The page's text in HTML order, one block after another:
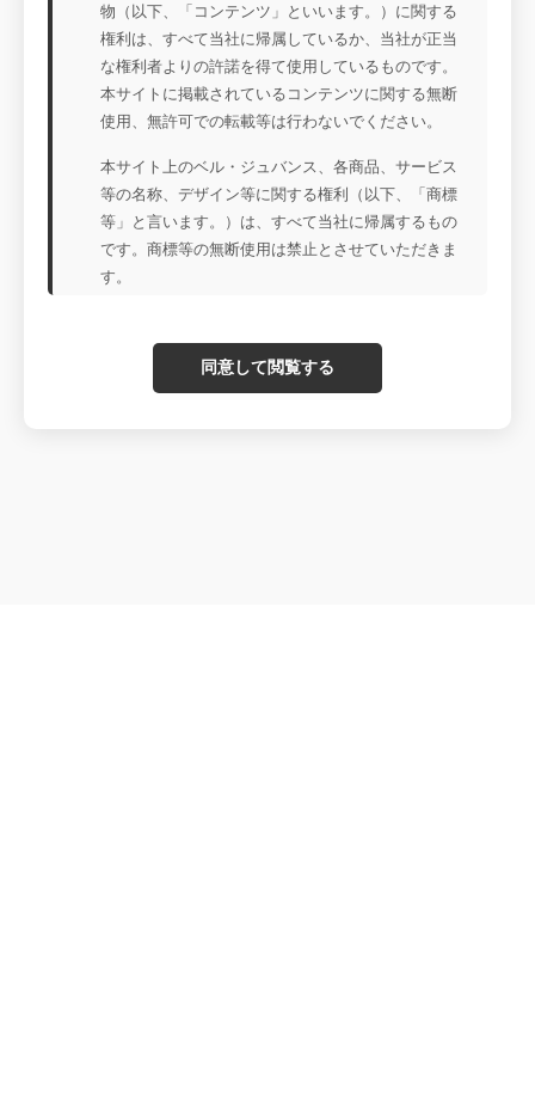
物（以下、「コンテンツ」といいます。）に関する
権利は、すべて当社に帰属しているか、当社が正当
な権利者よりの許諾を得て使用しているものです。
本サイトに掲載されているコンテンツに関する無断
使用、無許可での転載等は行わないでください。
本サイト上のベル・ジュバンス、各商品、サービス
等の名称、デザイン等に関する権利（以下、「商標
等」と言います。）は、すべて当社に帰属するもの
です。商標等の無断使用は禁止とさせていただきま
す。
同意して閲覧する